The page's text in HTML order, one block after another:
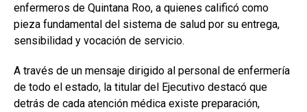
enfermeros de Quintana Roo, a quienes calificó como
pieza fundamental del sistema de salud por su entrega,
sensibilidad y vocación de servicio.
A través de un mensaje dirigido al personal de enfermería
de todo el estado, la titular del Ejecutivo destacó que
detrás de cada atención médica existe preparación,